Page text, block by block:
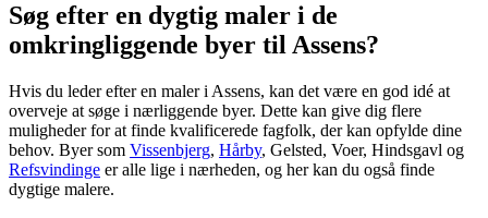
Søg efter en dygtig maler i de
omkringliggende byer til Assens?
Hvis du leder efter en maler i Assens, kan det være en god idé at
overveje at søge i nærliggende byer. Dette kan give dig flere
muligheder for at finde kvalificerede fagfolk, der kan opfylde dine
behov. Byer som Vissenbjerg, Hårby, Gelsted, Voer, Hindsgavl og
Refsvindinge er alle lige i nærheden, og her kan du også finde
dygtige malere.